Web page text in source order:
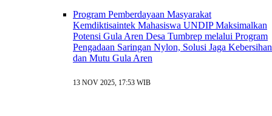
Program Pemberdayaan Masyarakat
Kemdiktisaintek Mahasiswa UNDIP Maksimalkan
Potensi Gula Aren Desa Tumbrep melalui Program
Pengadaan Saringan Nylon, Solusi Jaga Kebersihan
dan Mutu Gula Aren
13 NOV 2025, 17:53 WIB